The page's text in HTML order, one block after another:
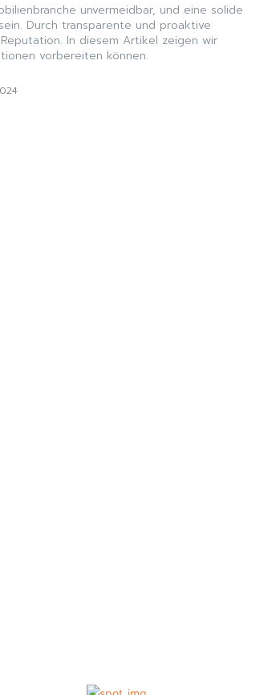
unvermeidbar, und eine solide
Durch transparente und proaktive
In diesem Artikel zeigen wir
vorbereiten können.